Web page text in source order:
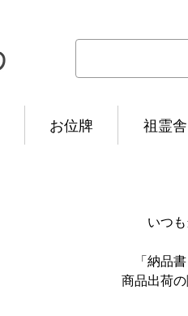
お位牌 祖霊舎
いつ
「納品
商品出荷